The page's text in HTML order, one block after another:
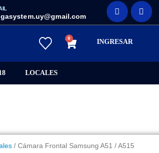
0 INGRESAR
LOCALES
/ Cámara Frontal Samsung A51 / A515